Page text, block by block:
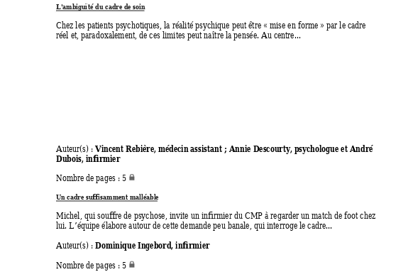
L'ambiguïté du cadre de soin
Chez les patients psychotiques, la réalité psychique peut être « mise en forme » par le cadre
réel et, paradoxalement, de ces limites peut naître la pensée. Au centre...
Auteur(s) : Vincent Rebière, médecin assistant ; Annie Descourty, psychologue et André
Dubois, infirmier
Nombre de pages : 5
Un cadre suffisamment malléable
Michel, qui souffre de psychose, invite un infirmier du CMP à regarder un match de foot chez
lui. L’équipe élabore autour de cette demande peu banale, qui interroge le cadre...
Auteur(s) : Dominique Ingebord, infirmier
Nombre de pages : 5